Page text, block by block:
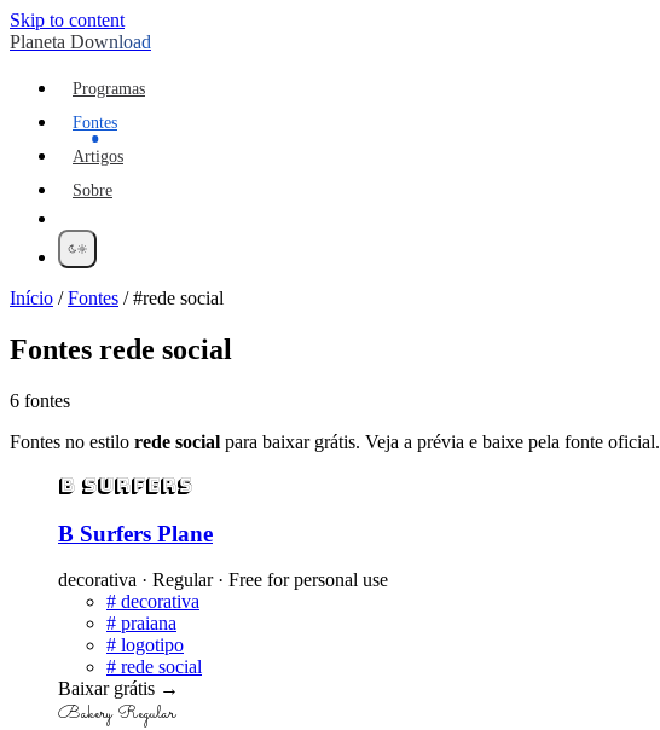
Skip to content
Planeta Download
Programas
Fontes
Artigos
Sobre
Início /Fontes /#rede social
Fontes rede social
6 fontes
Fontes no estilo rede social para baixar grátis. Veja a prévia e baixe pela fonte oficial.
B Surfers
B Surfers Plane
decorativa · Regular · Free for personal use
# decorativa
# praiana
# logotipo
# rede social
Baixar grátis →
Bakery Regular